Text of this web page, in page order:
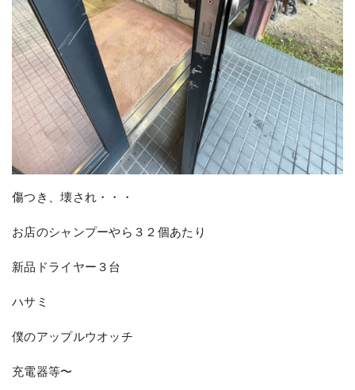
傷つき、壊され・・・
お店のシャンプーやら３２個あたり
新品ドライヤー３台
ハサミ
僕のアップルウオッチ
充電器等〜